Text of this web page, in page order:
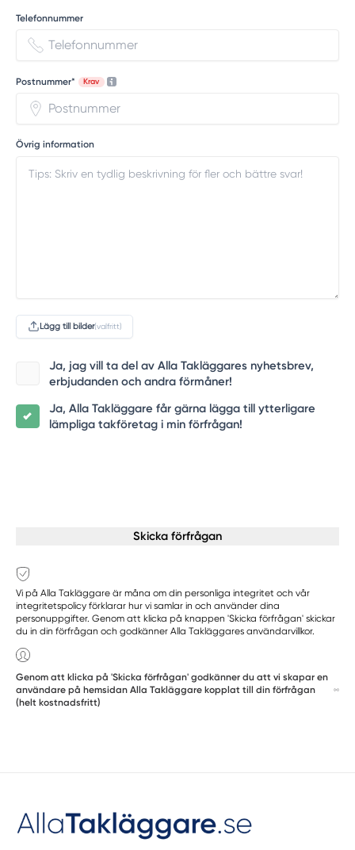
Telefonnummer
Postnummer* Krav
Övrig information
Lägg till bilder(valfritt)
Ja, jag vill ta del av Alla Takläggares nyhetsbrev,
erbjudanden och andra förmåner!
Ja, Alla Takläggare får gärna lägga till ytterligare
lämpliga takföretag i min förfrågan!
Skicka förfrågan
Vi på Alla Takläggare är måna om din personliga integritet och vår
integritetspolicy förklarar hur vi samlar in och använder dina
personuppgifter. Genom att klicka på knappen 'Skicka förfrågan' skickar
du in din förfrågan och godkänner Alla Takläggares användarvillkor.
Genom att klicka på 'Skicka förfrågan' godkänner du att vi skapar en
användare på hemsidan Alla Takläggare kopplat till din förfrågan
(helt kostnadsfritt)